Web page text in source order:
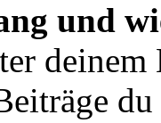
und
deinem